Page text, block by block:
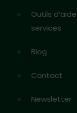
Outils
services
Blog
Contact
Newsletter